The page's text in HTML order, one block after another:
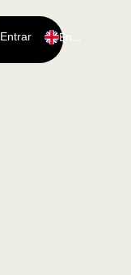
Entrar